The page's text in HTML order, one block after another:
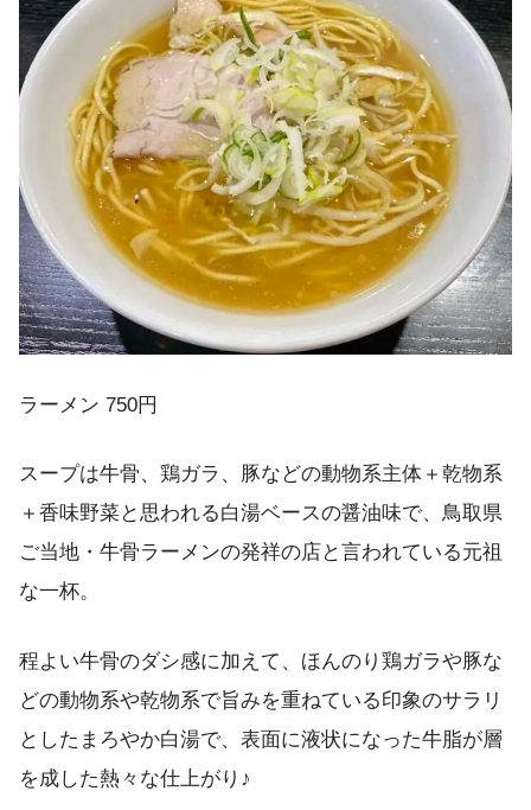
ラーメン 750円
スープは牛骨、鶏ガラ、豚などの動物系主体＋乾物系
＋香味野菜と思われる白湯ベースの醤油味で、鳥取県
ご当地・牛骨ラーメンの発祥の店と言われている元祖
な一杯。
程よい牛骨のダシ感に加えて、ほんのり鶏ガラや豚な
どの動物系や乾物系で旨みを重ねている印象のサラリ
としたまろやか白湯で、表面に液状になった牛脂が層
を成した熱々な仕上がり♪